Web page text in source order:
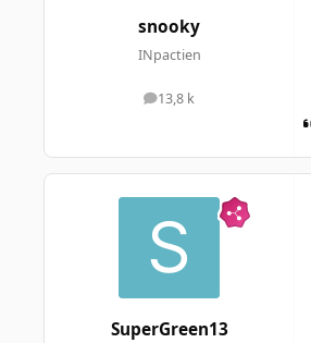
snooky
INpactien
13,8 k
messages
SuperGreen13